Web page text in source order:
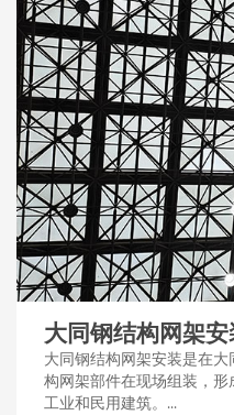
大同钢结构网架安
大同钢结构网架安装是在
构网架部件在现场组装，
工业和民用建筑。...